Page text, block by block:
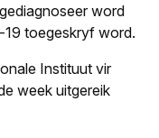
word
19 toegeskryf word.
Instituut vir
week uitgereik